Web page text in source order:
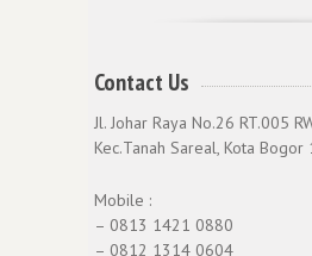
Contact Us
Jl. Johar Raya No.26 RT.005
Kec.Tanah Sareal, Kota Bogor
Mobile :
– 0813 1421 0880
– 0812 1314 0604